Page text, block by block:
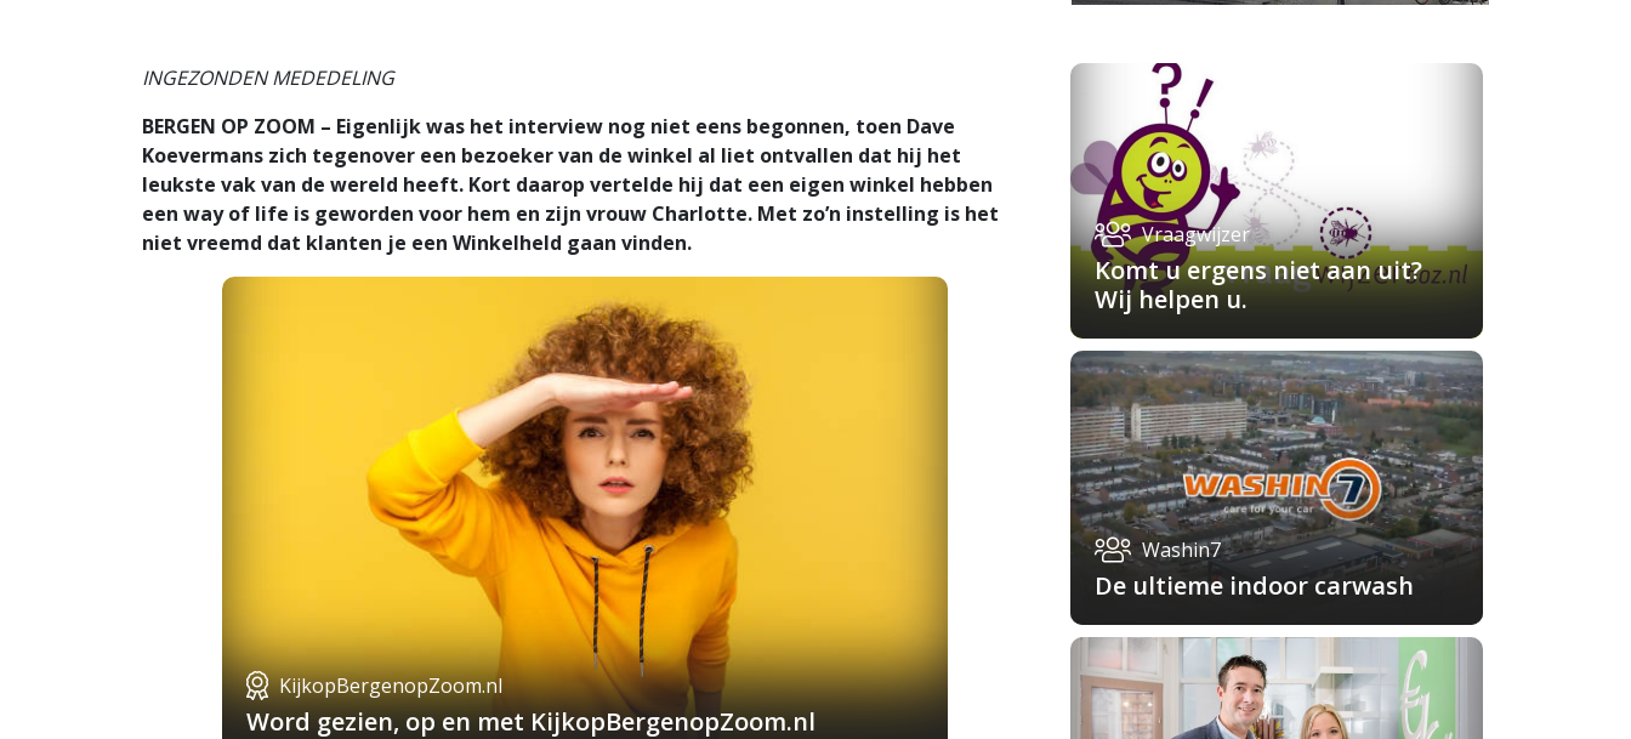
INGEZONDEN MEDEDELING
BERGEN OP ZOOM – Eigenlijk was het interview nog niet eens begonnen, toen Dave
Koevermans zich tegenover een bezoeker van de winkel al liet ontvallen dat hij het
leukste vak van de wereld heeft. Kort daarop vertelde hij dat een eigen winkel hebben
een way of life is geworden voor hem en zijn vrouw Charlotte. Met zo’n instelling is het
niet vreemd dat klanten je een Winkelheld gaan vinden.
KijkopBergenopZoom.nl
Word gezien, op en met KijkopBergenopZoom.nl
Vraagwijzer
Komt u ergens niet aan uit?
Wij helpen u.
Washin7
De ultieme indoor carwash